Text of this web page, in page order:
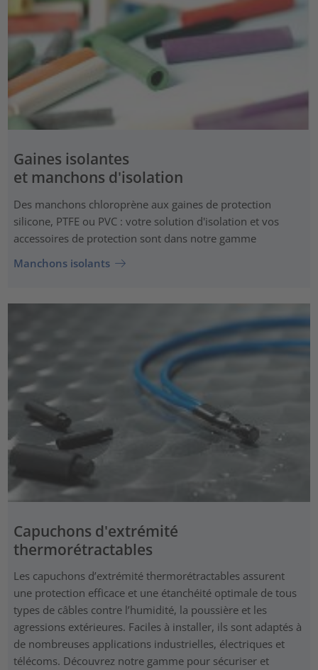
Gaines isolantes
et manchons d'isolation
Des manchons chloroprène aux gaines de protection
silicone, PTFE ou PVC : votre solution d'isolation et vos
accessoires de protection sont dans notre gamme
Manchons isolants
Capuchons d'extrémité
thermorétractables
Les capuchons d’extrémité thermorétractables assurent
une protection efficace et une étanchéité optimale de tous
types de câbles contre l’humidité, la poussière et les
agressions extérieures. Faciles à installer, ils sont adaptés à
de nombreuses applications industrielles, électriques et
télécoms. Découvrez notre gamme pour sécuriser et